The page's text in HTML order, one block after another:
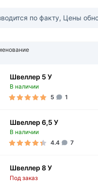
по факту, Цены
Швеллер 5 У
В наличии
5
1
Швеллер 6,5 У
В наличии
4.4
7
Швеллер 8 У
Под заказ